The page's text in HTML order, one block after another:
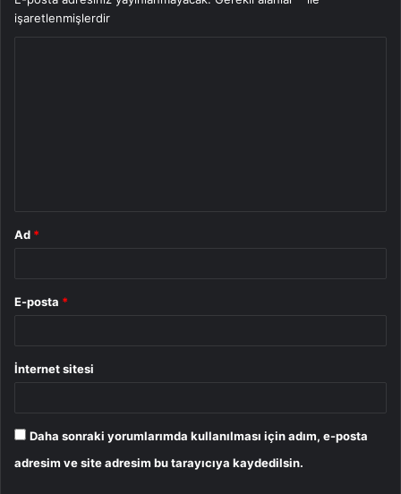
işaretlenmişlerdir
Ad *
E-posta *
İnternet sitesi
Daha sonraki yorumlarımda kullanılması için adım, e-posta
adresim ve site adresim bu tarayıcıya kaydedilsin.